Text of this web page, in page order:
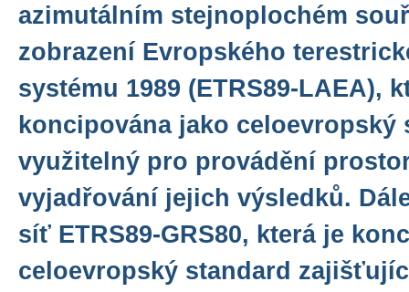
azimutálním stejnoplochém
zobrazení Evropského
systému 1989 (ETRS89-LAEA),
koncipována jako celoevropský
využitelný pro provádění
vyjadřování jejich výsledků.
síť ETRS89-GRS80, která je
celoevropský standard